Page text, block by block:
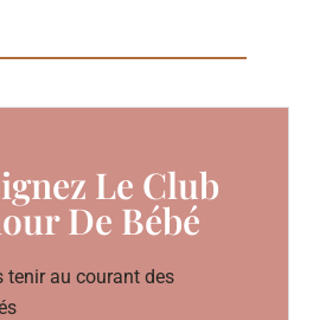
Le Club
De Bébé
tenir au courant des